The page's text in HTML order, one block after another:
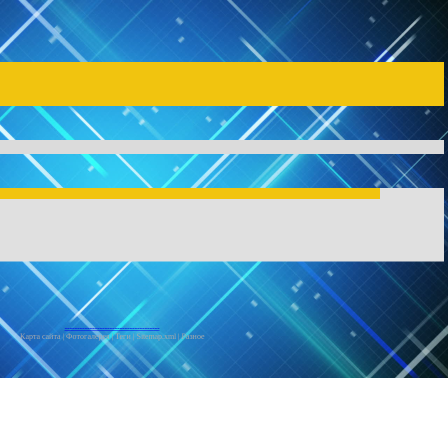
--------------------------------------
Карта сайта | Фотогалерея |Теги | Sitemap.xml |Разное